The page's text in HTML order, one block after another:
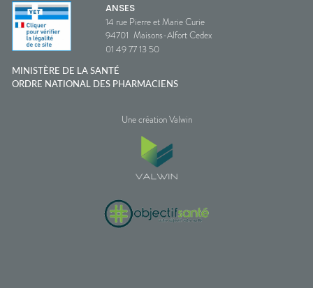
ANSES
14 rue Pierre et Marie Curie
94701 Maisons-Alfort Cedex
01 49 77 13 50
MINISTÈRE DE LA SANTÉ
ORDRE NATIONAL DES PHARMACIENS
Une création Valwin